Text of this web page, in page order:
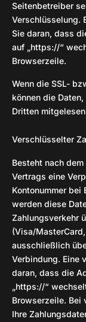
Seitenbetreiber
Verschlüsselung.
Sie daran, dass
auf „https://“
Browserzeile.
Wenn die SSL-
können die
Dritten
Verschlüsselter
Besteht nach
Vertrags eine
Kontonummer bei
werden diese
Zahlungsverkehr
(Visa/
ausschließlich
Verbindung. Eine
daran, dass die
„https://“
Browserzeile. Bei
Ihre